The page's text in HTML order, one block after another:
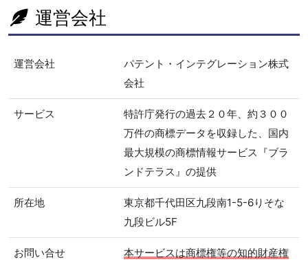
運営会社
運営会社
パテント・インテグレーション株式
会社
サービス
特許庁発行の過去２０年、約３００
万件の商標データを収録した、国内
最大規模の商標情報サービス『ブラ
ンドテラス』の提供
所在地
東京都千代田区九段南1-5-6りそな
九段ビル5F
お問い合せ
本サービスは商標権等の知的財産権